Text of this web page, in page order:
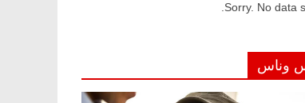
Sorry. No data
وناس